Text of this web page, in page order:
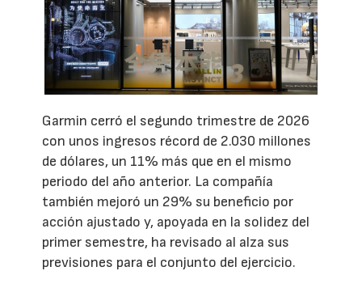
Garmin cerró el segundo trimestre de 2026
con unos ingresos récord de 2.030 millones
de dólares, un 11% más que en el mismo
periodo del año anterior. La compañía
también mejoró un 29% su beneficio por
acción ajustado y, apoyada en la solidez del
primer semestre, ha revisado al alza sus
previsiones para el conjunto del ejercicio.